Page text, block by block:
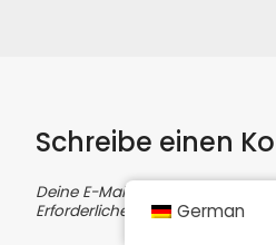
Schreibe einen
Deine E-Mail-Adresse wird nicht
Erforderliche Felder sind mit
German